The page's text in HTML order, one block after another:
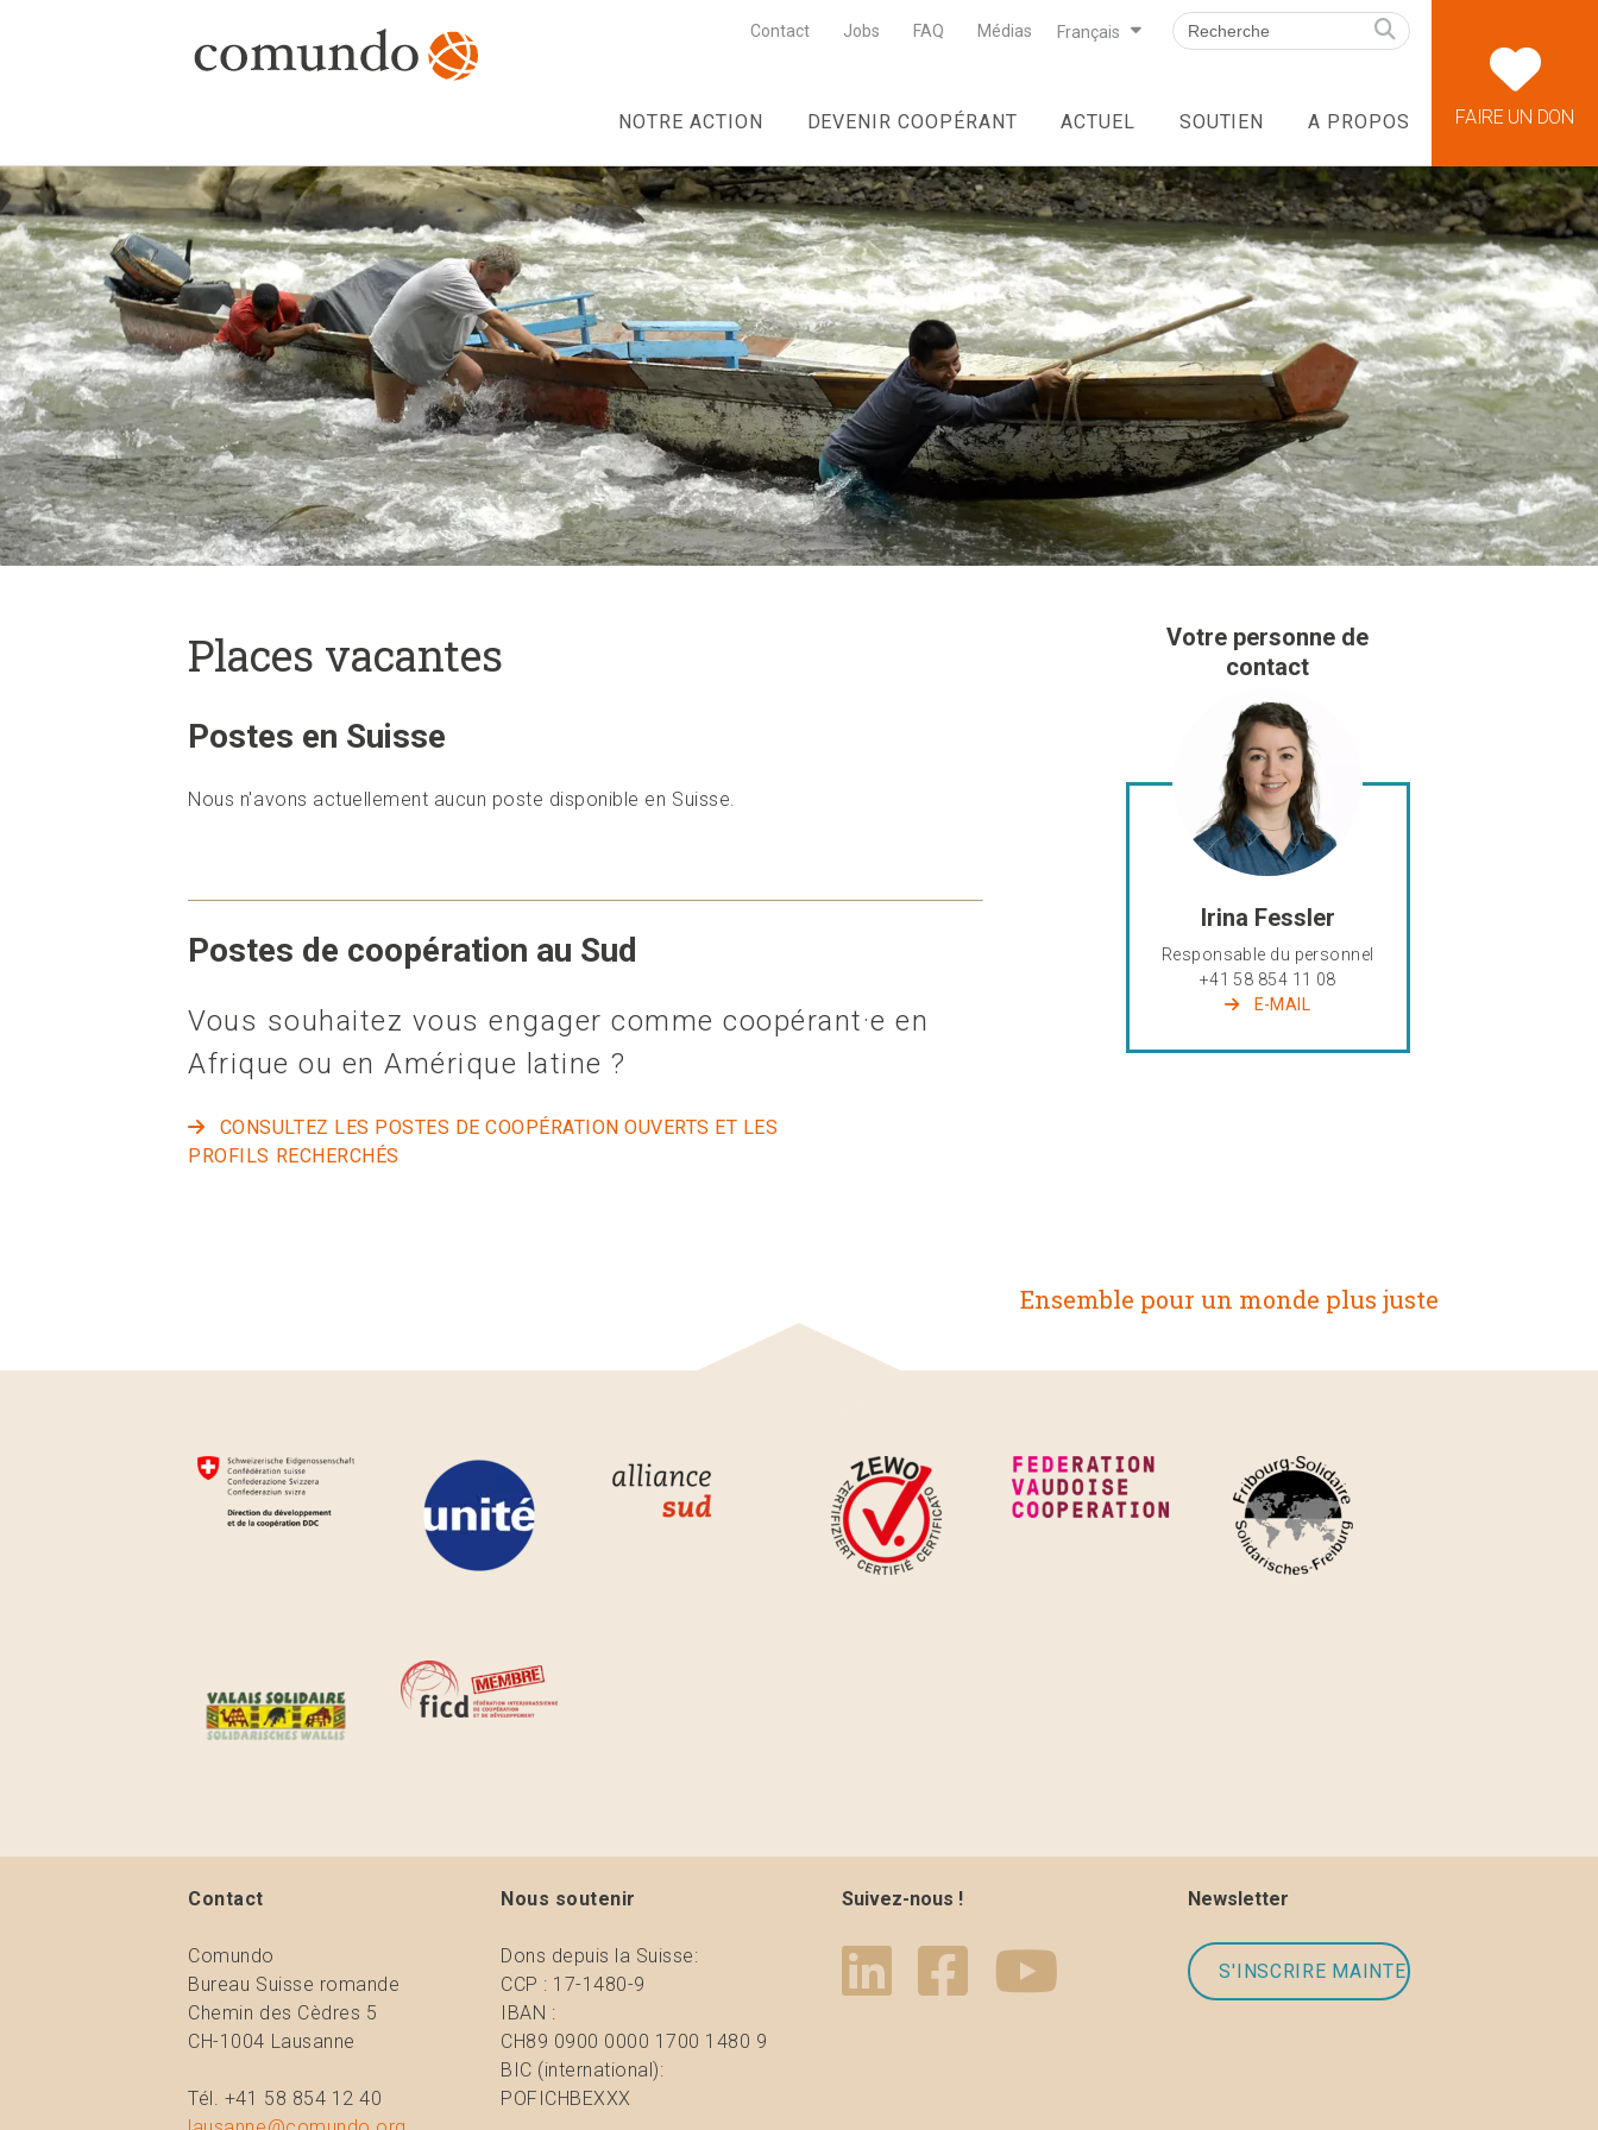
FAIRE UN DON
Contact Jobs FAQ Médias Français
NOTRE ACTION DEVENIR COOPÉRANT ACTUEL SOUTIEN A PROPOS
Places vacantes
Postes en Suisse
Nous n'avons actuellement aucun poste disponible en Suisse.
Postes de coopération au Sud
Vous souhaitez vous engager comme coopérant·e en
Afrique ou en Amérique latine ?
CONSULTEZ LES POSTES DE COOPÉRATION OUVERTS ET LES
PROFILS RECHERCHÉS
Votre personne de
contact
Irina Fessler
Responsable du personnel
+41 58 854 11 08
E-MAIL
Ensemble pour un monde plus juste
Contact
Comundo
Bureau Suisse romande
Chemin des Cèdres 5
CH-1004 Lausanne
Tél. +41 58 854 12 40
Nous soutenir
Dons depuis la Suisse:
CCP : 17-1480-9
IBAN :
CH89 0900 0000 1700 1480 9
BIC (international):
POFICHBEXXX
Suivez-nous ! Newsletter